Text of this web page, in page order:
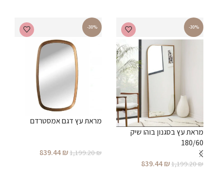
-30%
מראת עץ בסגנון בוהו שיק
180/60
1,199.20₪
839.44₪
-30%
מראת עץ דגם אמסטרדם
1,199.20₪
839.44₪